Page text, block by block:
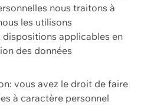
nous traitons à
les utilisons
applicables en
des données
vous avez le droit de faire
à caractère personnel